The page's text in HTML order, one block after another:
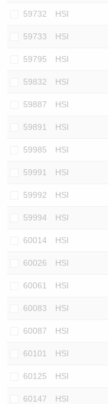
59732 HSI
59733 HSI
59795 HSI
59832 HSI
59887 HSI
59891 HSI
59985 HSI
59991 HSI
59992 HSI
59994 HSI
60014 HSI
60026 HSI
60061 HSI
60083 HSI
60087 HSI
60101 HSI
60125 HSI
60147 HSI